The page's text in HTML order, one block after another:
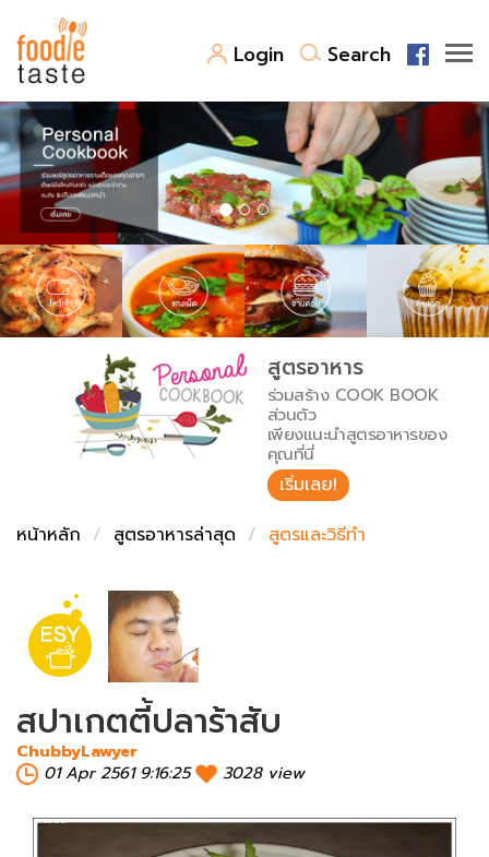
Login Search
สูตรอาหาร
สูตรอาหารล่าสุด
Top Foodie
พาไปชิม
สารพันก้นครัว
เคล็ดลับน่ารู้
เปรียบเทียบหน่วยการตวง
เปรียบเทียบอุณหภูมิ
เปรียบเทียบน้ำหนักวัตถุดิบ
FoodPedia
สร้าง Cookbook
สูตรอาหาร
ร่วมสร้าง COOK BOOK
ส่วนตัว
เพียงแนะนำสูตรอาหารของ
คุณที่นี่
เริ่มเลย!
หน้าหลัก
สูตรอาหารล่าสุด สูตรและวิธีทำ
สปาเกตตี้ปลาร้าสับ
ChubbyLawyer
01 Apr 2561 9:16:25
3028 view